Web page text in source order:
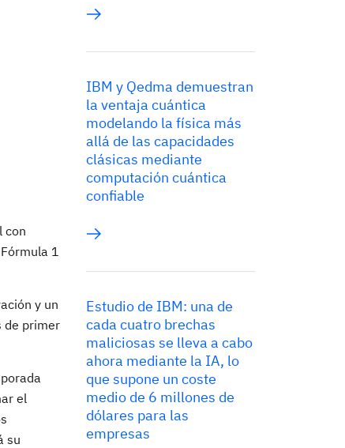
con
1
y un
de primer
el
su
IBM y Qedma demuestran
la ventaja cuántica
modelando la física más
allá de las capacidades
clásicas mediante
computación cuántica
confiable
Estudio de IBM: una de
cada cuatro brechas
maliciosas se lleva a cabo
ahora mediante la IA, lo
que supone un coste
medio de 6 millones de
dólares para las
empresas